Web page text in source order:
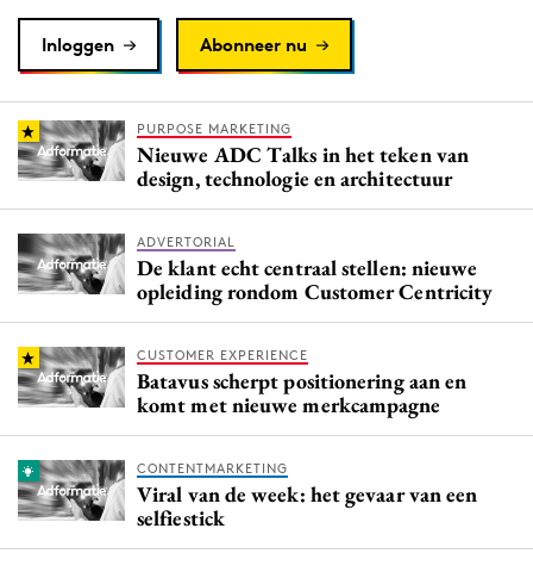
Inloggen Abonneer nu
PURPOSE MARKETING
Nieuwe ADC Talks in het teken van
design, technologie en architectuur
ADVERTORIAL
De klant echt centraal stellen: nieuwe
opleiding rondom Customer Centricity
CUSTOMER EXPERIENCE
Batavus scherpt positionering aan en
komt met nieuwe merkcampagne
CONTENTMARKETING
Viral van de week: het gevaar van een
selfiestick